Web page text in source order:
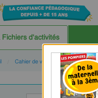
d'activités
Cahier de vacances GS